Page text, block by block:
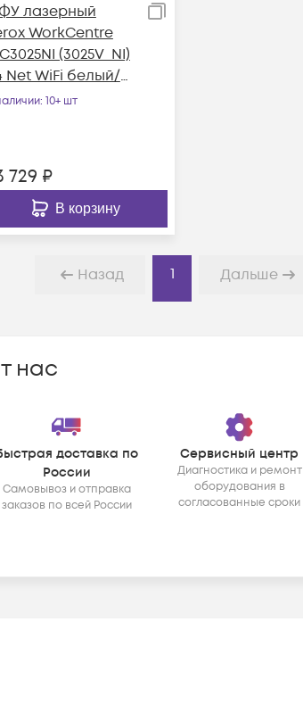
лазерный
WorkCentre
(3025V_NI)
Net WiFi белый/
: 10+ шт
729 ₽
В корзину
Назад 1 Дальше
нас
доставка по
России
Самовывоз и отправка
заказов по всей России
Сервисный центр
Диагностика и ремонт
оборудования в
согласованные сроки